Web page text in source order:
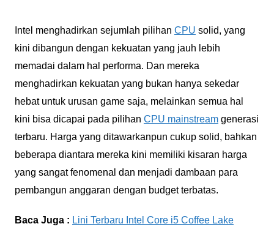
Intel menghadirkan sejumlah pilihan CPU solid, yang
kini dibangun dengan kekuatan yang jauh lebih
memadai dalam hal performa. Dan mereka
menghadirkan kekuatan yang bukan hanya sekedar
hebat untuk urusan game saja, melainkan semua hal
kini bisa dicapai pada pilihan CPU mainstreamgenerasi
terbaru. Harga yang ditawarkanpun cukup solid, bahkan
beberapa diantara mereka kini memiliki kisaran harga
yang sangat fenomenal dan menjadi dambaan para
pembangun anggaran dengan budget terbatas.
Baca Juga : Lini Terbaru Intel Core i5 Coffee Lake